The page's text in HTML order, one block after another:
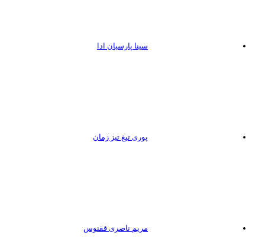
سینا پارسیان ادا
پوری تیغ تیز زمان
مریم ناصری ققنوس